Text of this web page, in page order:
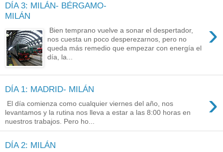
DÍA 3: MILÁN- BÉRGAMO-
MILÁN
›
Bien temprano vuelve a sonar el despertador,
nos cuesta un poco desperezarnos, pero no
queda más remedio que empezar con energía el
día, la...
DÍA 1: MADRID- MILÁN ›
El día comienza como cualquier viernes del año, nos
levantamos y la rutina nos lleva a estar a las 8:00 horas en
nuestros trabajos. Pero ho...
DÍA 2: MILÁN